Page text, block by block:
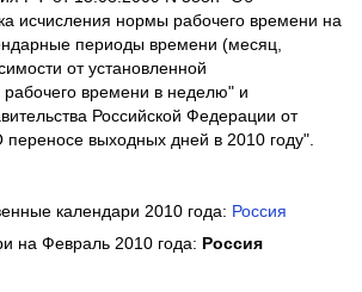
исчисления нормы рабочего времени на
периоды времени (месяц,
от установленной
рабочего времени в неделю" и
Российской Федерации от
выходных дней в 2010 году".
календари 2010 года: Россия
на Февраль 2010 года: Россия